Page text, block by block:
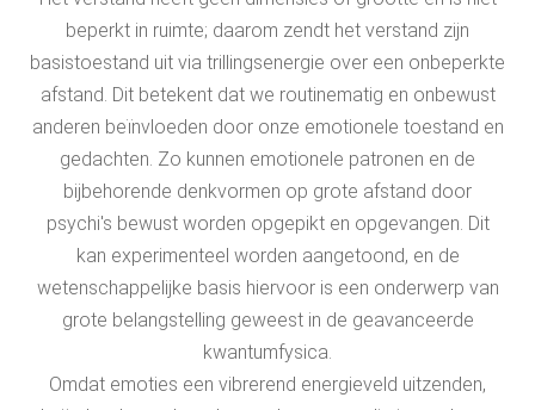
beperkt in ruimte; daarom zendt het verstand zijn
basistoestand uit via trillingsenergie over een onbeperkte
afstand. Dit betekent dat we routinematig en onbewust
anderen beïnvloeden door onze emotionele toestand en
gedachten. Zo kunnen emotionele patronen en de
bijbehorende denkvormen op grote afstand door
psychi's bewust worden opgepikt en opgevangen. Dit
kan experimenteel worden aangetoond, en de
wetenschappelijke basis hiervoor is een onderwerp van
grote belangstelling geweest in de geavanceerde
kwantumfysica.
Omdat emoties een vibrerend energieveld uitzenden,